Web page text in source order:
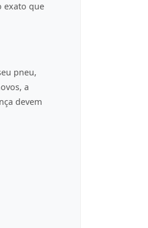
exato que
pneu,
a
devem